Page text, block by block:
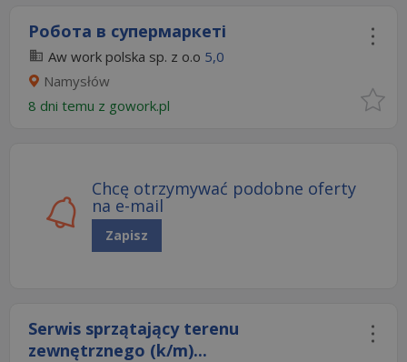
Робота в супермаркеті
Aw work polska sp. z o.o 5,0
Namysłów
8 dni temu z gowork.pl
Chcę otrzymywać podobne oferty
na e-mail
Zapisz
Serwis sprzątający terenu
zewnętrznego (k/m)...